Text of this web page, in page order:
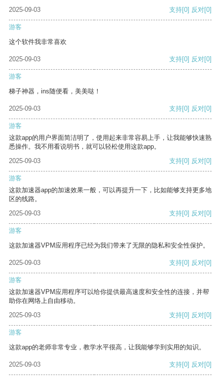
2025-09-03 支持[0] 反对[0]
游客
这个软件我非常喜欢
2025-09-03 支持[0] 反对[0]
游客
梯子神器，ins随便看，美美哒！
2025-09-03 支持[0] 反对[0]
游客
这款app的用户界面简洁明了，使用起来非常容易上手，让我能够快速熟
悉操作。我不用看说明书，就可以轻松使用这款app。
2025-09-03
支持[0] 反对[0]
游客
这款加速器app的加速效果一般，可以再提升一下，比如能够支持更多地
区的线路。
2025-09-03
支持[0] 反对[0]
游客
这款加速器VPM应用程序已经为我们带来了无限的隐私和安全性保护。
2025-09-03 支持[0] 反对[0]
游客
这款加速器VPM应用程序可以给你提供最高速度和安全性的连接，并帮
助你在网络上自由移动。
2025-09-03
支持[0] 反对[0]
游客
这款app的老师非常专业，教学水平很高，让我能够学到实用的知识。
2025-09-03 支持[0] 反对[0]